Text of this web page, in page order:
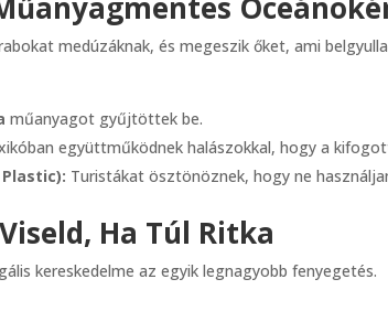
medúzáknak, és megeszik őket, ami
műanyagot gyűjtöttek be.
együttműködnek halászokkal, hogy a
Turistákat ösztönöznek, hogy ne
Ha Túl Ritka
kereskedelme az egyik legnagyobb fenyegetés.